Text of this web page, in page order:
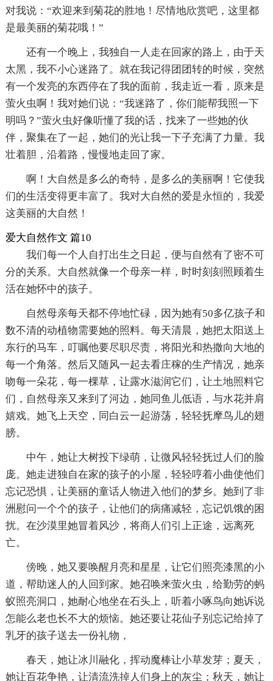
对我说：“欢迎来到菊花的胜地！尽情地欣赏吧，这里都
是最美丽的菊花哦！”
还有一个晚上，我独自一人走在回家的路上，由于天
太黑，我不小心迷路了。就在我记得团团转的时候，突然
有一个发亮的东西停在了我的面前，我走近一看，原来是
萤火虫啊！我对她们说：“我迷路了，你们能帮我照一下
明吗？”萤火虫好像听懂了我的话，找来了一些她的伙
伴，聚集在了一起，她们的光让我一下子充满了力量。我
壮着胆，沿着路，慢慢地走回了家。
啊！大自然是多么的奇特，是多么的美丽啊！它使我
们的生活变得更丰富了。我对大自然的爱是永恒的，我爱
这美丽的大自然！
爱大自然作文 篇10
我们每一个人自打出生之日起，便与自然有了密不可
分的关系。大自然就像一个母亲一样，时时刻刻照顾着生
活在她怀中的孩子。
自然母亲每天都不停地忙碌，因为她有50多亿孩子和
数不清的动植物需要她的照料。每天清晨，她把太阳送上
东行的马车，叮嘱他要尽职尽责，将阳光和热撒向大地的
每一个角落。然后又随风一起去看庄稼的生产情况，她亲
吻每一朵花，每一棵草，让露水滋润它们，让土地照料它
们，自然母亲又来到了河边，她同鱼儿低语，与水花并肩
嬉戏。她飞上天空，同白云一起游荡，轻轻抚摩鸟儿的翅
膀。
中午，她让大树投下绿萌，让微风轻轻抚过人们的脸
庞。她走进独自在家的孩子的小屋，轻轻哼着小曲使他们
忘记恐惧，让美丽的童话人物进入他们的梦乡。她到了非
洲慰问一个个的孩子，让他们的病痛减轻，忘记饥饿的困
扰。在沙漠里她冒着风沙，将商人们引上正途，远离死
亡。
傍晚，她又要唤醒月亮和星星，让它们照亮漆黑的小
道，帮助迷人的人回到家。她召唤来萤火虫，给勤劳的蚂
蚁照亮洞口，她耐心地坐在石头上，听着小啄鸟向她诉说
怎能么老也长不大的烦恼。她还要让花仙子别忘记给掉了
乳牙的孩子送去一份礼物，
春天，她让冰川融化，挥动魔棒让小草发芽；夏天，
她让百花争艳，让清流洗掉人们身上的灰尘；秋天，她让